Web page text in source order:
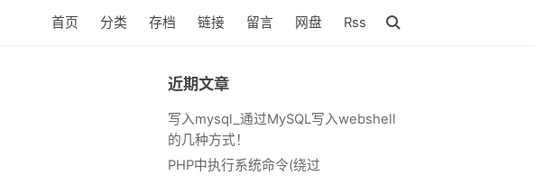
首页 分类 存档 链接 留言 网盘 Rss
近期文章
写入mysql_通过MySQL写入webshell
的几种方式！
PHP中执行系统命令(绕过